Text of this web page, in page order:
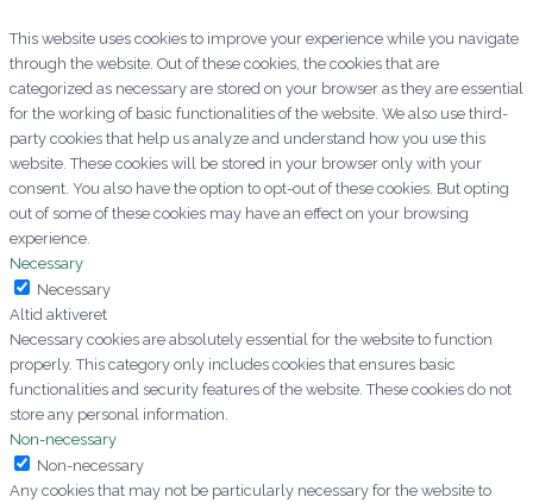
This website uses cookies to improve your experience while you navigate
through the website. Out of these cookies, the cookies that are
categorized as necessary are stored on your browser as they are essential
for the working of basic functionalities of the website. We also use third-
party cookies that help us analyze and understand how you use this
website. These cookies will be stored in your browser only with your
consent. You also have the option to opt-out of these cookies. But opting
out of some of these cookies may have an effect on your browsing
experience.
Necessary
Necessary
Altid aktiveret
Necessary cookies are absolutely essential for the website to function
properly. This category only includes cookies that ensures basic
functionalities and security features of the website. These cookies do not
store any personal information.
Non-necessary
Non-necessary
Any cookies that may not be particularly necessary for the website to